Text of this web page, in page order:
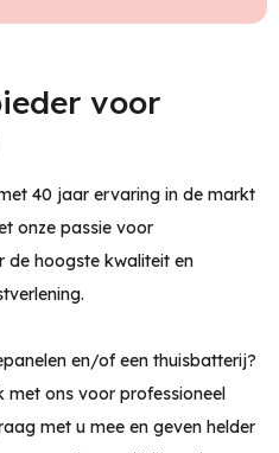
voor
40 jaar ervaring in de markt
onze passie voor
de hoogste kwaliteit en
en/of een thuisbatterij?
ons voor professioneel
met u mee en geven helder